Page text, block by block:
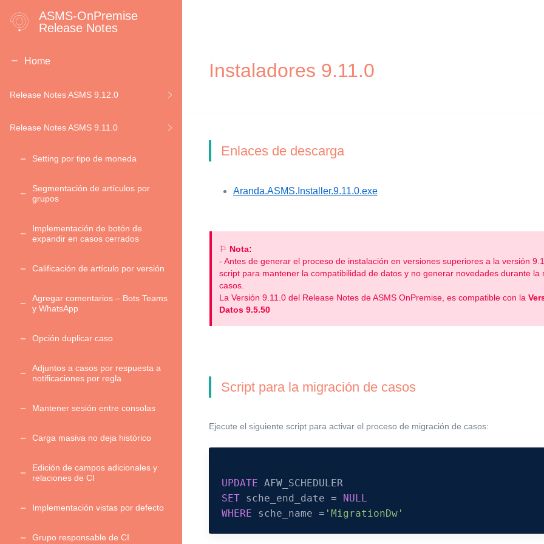
ASMS-OnPremise
Release Notes
Home
Release Notes ASMS 9.12.0
Release Notes ASMS 9.11.0
Setting por tipo de moneda
Segmentación de artículos por
grupos
Implementación de botón de
expandir en casos cerrados
Calificación de artículo por versión
Agregar comentarios – Bots Teams
y WhatsApp
Opción duplicar caso
Adjuntos a casos por respuesta a
notificaciones por regla
Mantener sesión entre consolas
Carga masiva no deja histórico
Edición de campos adicionales y
relaciones de CI
Implementación vistas por defecto
Grupo responsable de CI
Instaladores 9.11.0
Enlaces de descarga
Aranda.ASMS.Installer.9.11.0.exe
⚐ Nota:
- Antes de generar el proceso de instalación en versiones superiores a la versión
script para mantener la compatibilidad de datos y no generar novedades durante la
casos.
La Versión 9.11.0 del Release Notes de ASMS OnPremise, es compatible con la
Datos 9.5.50
Script para la migración de casos
Ejecute el siguiente script para activar el proceso de migración de casos:
UPDATE AFW_SCHEDULER
SET sche_end_date =
NULL
WHERE
sche_name = 'MigrationDw'